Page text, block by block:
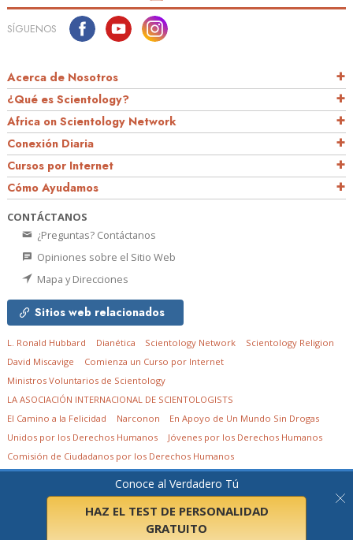
Conoce al Verdadero Tú
HAZ EL TEST DE PERSONALIDAD
GRATUITO
SÍGUENOS
Acerca de Nosotros
¿Qué es Scientology?
Africa on Scientology Network
Conexión Diaria
Cursos por Internet
Cómo Ayudamos
CONTÁCTANOS
¿Preguntas? Contáctanos
Opiniones sobre el Sitio Web
Mapa y Direcciones
Sitios web relacionados
L. Ronald Hubbard Dianética Scientology Network
Scientology Religion
David Miscavige
Comienza un Curso por Internet
Ministros Voluntarios de Scientology
LA ASOCIACIÓN INTERNACIONAL DE SCIENTOLOGISTS
El Camino a la Felicidad
Narconon
En Apoyo de Un Mundo Sin Drogas
Unidos por los Derechos Humanos
Jóvenes por los Derechos Humanos
Comisión de Ciudadanos por los Derechos Humanos
Church of Scientology in South Africa NPC.Todos los derechos
reservados.Aviso de privacidad•Política de cookies•Términos de uso
Aviso